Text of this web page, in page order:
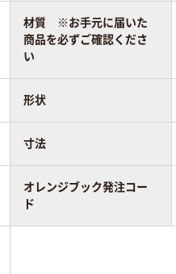
材質 ※お手元に届いた
商品を必ずご確認くださ
い
形状
寸法
オレンジブック発注コー
ド